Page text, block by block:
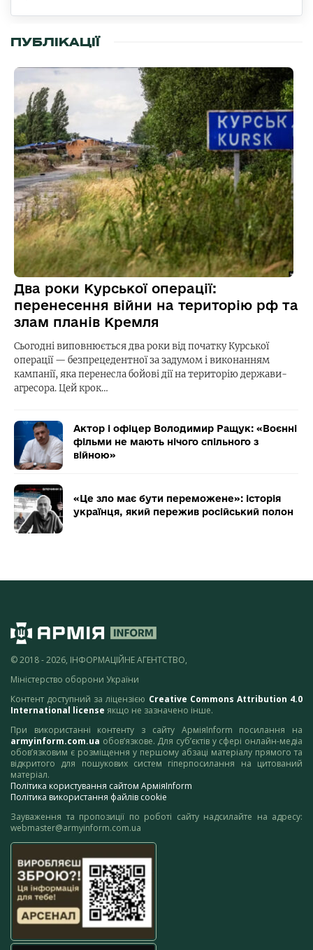
ПУБЛІКАЦІЇ
Два роки Курської операції:
перенесення війни на територію рф та
злам планів Кремля
Сьогодні виповнюється два роки від початку Курської
операції — безпрецедентної за задумом і виконанням
кампанії, яка перенесла бойові дії на територію держави-
агресора. Цей крок…
Актор і офіцер Володимир Ращук: «Воєнні
фільми не мають нічого спільного з
війною»
«Це зло має бути переможене»: історія
українця, який пережив російський полон
© 2018 - 2026, ІНФОРМАЦІЙНЕ АГЕНТСТВО,
Міністерство оборони України
Контент доступний за ліцензією Creative Commons Attribution 4.0
International license якщо не зазначено інше.
При використанні контенту з сайту АрміяInform посилання на
armyinform.com.ua обов’язкове. Для суб’єктів у сфері онлайн-медіа
обов’язковим є розміщення у першому абзаці матеріалу прямого та
відкритого для пошукових систем гіперпосилання на цитований
матеріал.
Політика користування сайтом АрміяInform
Політика використання файлів cookie
Зауваження та пропозиції по роботі сайту надсилайте на адресу:
webmaster@armyinform.com.ua